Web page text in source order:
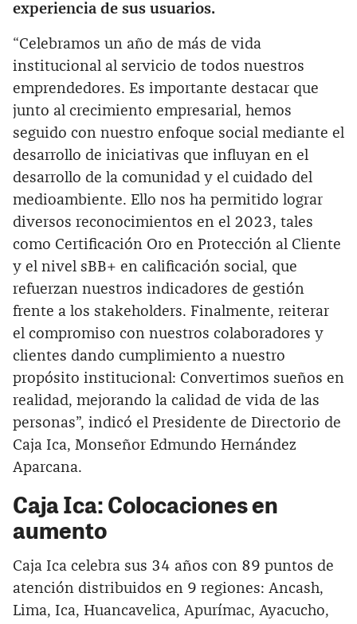
experiencia de sus usuarios.
“Celebramos un año de más de vida
institucional al servicio de todos nuestros
emprendedores. Es importante destacar que
junto al crecimiento empresarial, hemos
seguido con nuestro enfoque social mediante el
desarrollo de iniciativas que influyan en el
desarrollo de la comunidad y el cuidado del
medioambiente. Ello nos ha permitido lograr
diversos reconocimientos en el 2023, tales
como Certificación Oro en Protección al Cliente
y el nivel sBB+ en calificación social, que
refuerzan nuestros indicadores de gestión
frente a los stakeholders. Finalmente, reiterar
el compromiso con nuestros colaboradores y
clientes dando cumplimiento a nuestro
propósito institucional: Convertimos sueños en
realidad, mejorando la calidad de vida de las
personas”, indicó el Presidente de Directorio de
Caja Ica, Monseñor Edmundo Hernández
Aparcana.
Caja Ica: Colocaciones en
aumento
Caja Ica celebra sus 34 años con 89 puntos de
atención distribuidos en 9 regiones: Ancash,
Lima, Ica, Huancavelica, Apurímac, Ayacucho,